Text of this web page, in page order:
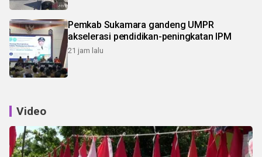
Pemkab Sukamara gandeng UMPR
akselerasi pendidikan-peningkatan IPM
21 jam lalu
Video